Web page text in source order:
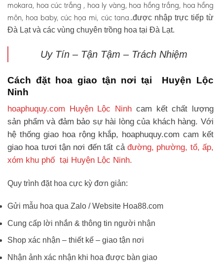
mokara, hoa cúc trắng , hoa ly vàng, hoa hồng trắng, hoa hồng
môn, hoa baby, cúc họa mi, cúc tana..được nhập trực tiếp từ
Đà Lạt và các vùng chuyên trồng hoa tại Đà Lạt.
Uy Tín – Tận Tậm – Trách Nhiệm
Cách đặt hoa giao tận nơi tại Huyện Lộc
Ninh
hoaphuquy.com Huyện Lộc Ninh cam kết chất lượng
sản phẩm và đảm bảo sự hài lòng của khách hàng. Với
hệ thống giao hoa rộng khắp, hoaphuquy.com cam kết
giao hoa tươi tận nơi đến tất cả đường, phường, tổ, ấp,
xóm khu phố tại Huyện Lộc Ninh.
Quy trình đặt hoa cực kỳ đơn giản:
Gửi mẫu hoa qua Zalo / Website Hoa88.com
Cung cấp lời nhắn & thông tin người nhận
Shop xác nhận – thiết kế – giao tận nơi
Nhận ảnh xác nhận khi hoa được bàn giao